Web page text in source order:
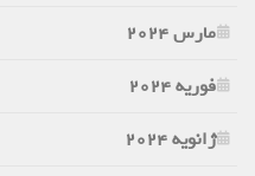
مارس 2024
فوریه 2024
ژانویه 2024